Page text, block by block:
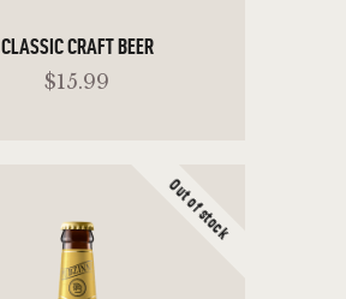
CLASSIC CRAFT BEER
$15.99
ADD TO CART Out of stock